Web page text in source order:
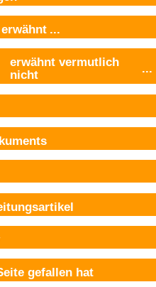
erwähnt ...
erwähnt vermutlich
nicht
...
gefallen hat